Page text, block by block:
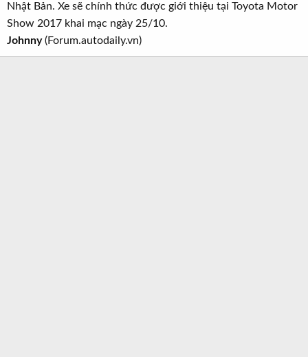
Nhật Bản. Xe sẽ chính thức được giới thiệu tại Toyota Motor
Show 2017 khai mạc ngày 25/10.
Johnny(Forum.autodaily.vn)